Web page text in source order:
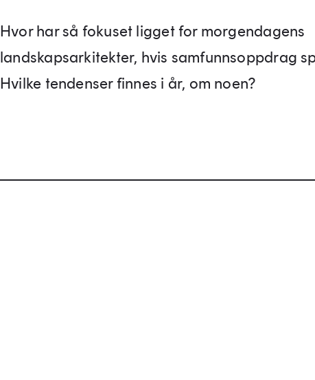
Hvor har så fokuset ligget for morgendagens
landskapsarkitekter, hvis samfunnsoppdrag
Hvilke tendenser finnes i år, om noen?